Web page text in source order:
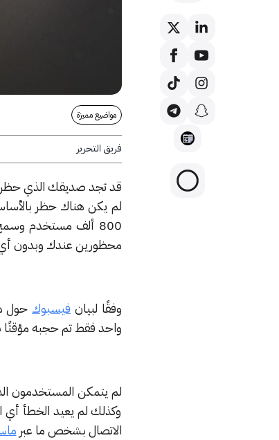
مواضيع مميزة
فريق التحرير
قد تجد صديقك الذي
لم يكن هناك حظر
800 ألف مستخدم
محظورين عندك وبدون
وفقًا لبيان فيسبوك
واحد فقط تم حجبه مؤقتًا بينما تم
لم يتمكن المستخدمون
وكذلك لم يعيد الخطأ
الاتصال بشخص ما عبر